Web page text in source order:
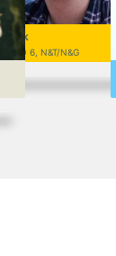
Niek
VWO 6, N&T/N&G